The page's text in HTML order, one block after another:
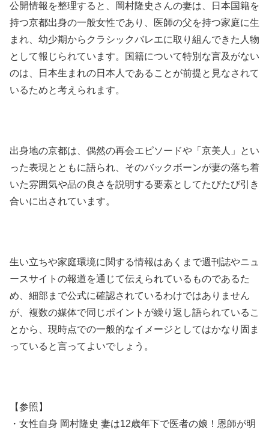
公開情報を整理すると、岡村隆史さんの妻は、日本国籍を
持つ京都出身の一般女性であり、医師の父を持つ家庭に生
まれ、幼少期からクラシックバレエに取り組んできた人物
として報じられています。国籍について特別な言及がない
のは、日本生まれの日本人であることが前提と見なされて
いるためと考えられます。
出身地の京都は、偶然の再会エピソードや「京美人」とい
った表現とともに語られ、そのバックボーンが妻の落ち着
いた雰囲気や品の良さを説明する要素としてたびたび引き
合いに出されています。
生い立ちや家庭環境に関する情報はあくまで週刊誌やニュ
ースサイトの報道を通じて伝えられているものであるた
め、細部まで公式に確認されているわけではありません
が、複数の媒体で同じポイントが繰り返し語られているこ
とから、現時点での一般的なイメージとしてはかなり固ま
っていると言ってよいでしょう。
【参照】
・女性自身 岡村隆史 妻は12歳年下で医者の娘！恩師が明